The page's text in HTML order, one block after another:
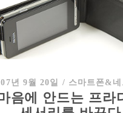
보
등
록
하
년 9월 20일 / 스마트폰&네
음에 안드는 프라